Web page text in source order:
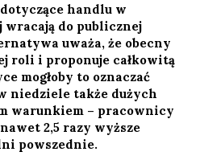
handlu w
wracają do publicznej
uważa, że obecny
roli i proponuje całkowitą
mogłoby to oznaczać
niedziele także dużych
warunkiem – pracownicy
2,5 razy wyższe
powszednie.